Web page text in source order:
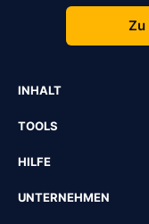
Zu
INHALT
TOOLS
HILFE
UNTERNEHMEN